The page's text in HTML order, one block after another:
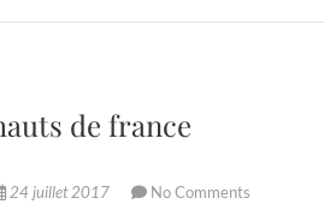
de france
24 juillet 2017 No Comments